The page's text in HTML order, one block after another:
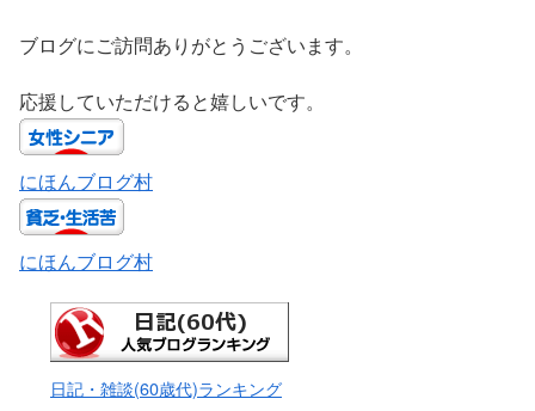
ブログにご訪問ありがとうございます。
応援していただけると嬉しいです。
にほんブログ村
にほんブログ村
日記・雑談(60歳代)ランキング